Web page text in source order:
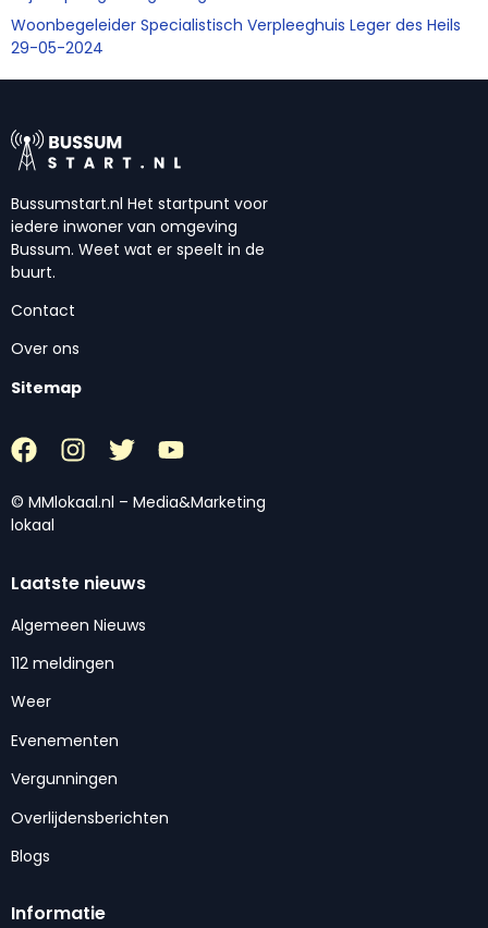
Woonbegeleider Specialistisch Verpleeghuis Leger des Heils
29-05-2024
Bussumstart.nl Het startpunt voor
iedere inwoner van omgeving
Bussum. Weet wat er speelt in de
buurt.
Contact
Over ons
Sitemap
© MMlokaal.nl – Media&Marketing
lokaal
Laatste nieuws
Algemeen Nieuws
112 meldingen
Weer
Evenementen
Vergunningen
Overlijdensberichten
Blogs
Informatie